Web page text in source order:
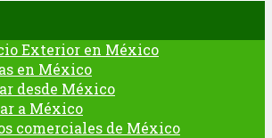
Exterior en México
en México
desde México
a México
comerciales de México